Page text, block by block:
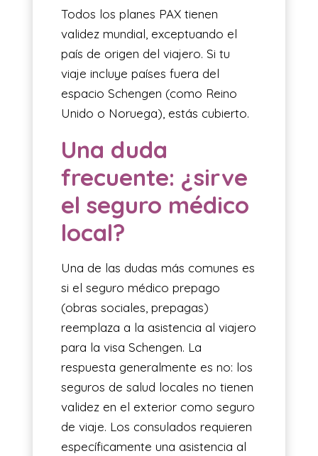
Todos los planes PAX tienen
validez mundial, exceptuando el
país de origen del viajero. Si tu
viaje incluye países fuera del
espacio Schengen (como Reino
Unido o Noruega), estás cubierto.
Una duda
frecuente: ¿sirve
el seguro médico
local?
Una de las dudas más comunes es
si el seguro médico prepago
(obras sociales, prepagas)
reemplaza a la asistencia al viajero
para la visa Schengen. La
respuesta generalmente es no: los
seguros de salud locales no tienen
validez en el exterior como seguro
de viaje. Los consulados requieren
específicamente una asistencia al